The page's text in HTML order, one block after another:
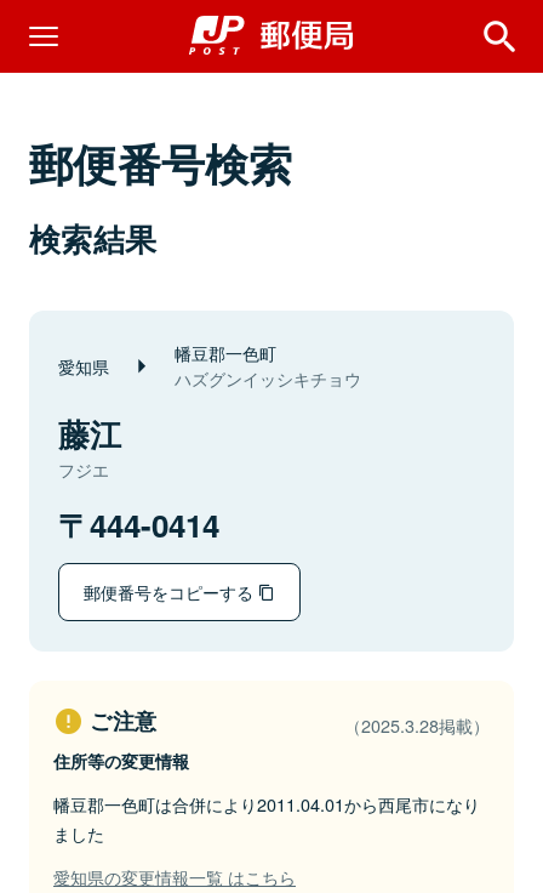
郵便番号検索
検索結果
愛知県 幡豆郡一色町
ハズグンイッシキチョウ
藤江
フジエ
444-0414
郵便番号をコピーする
ご注意 （2025.3.28掲載）
住所等の変更情報
幡豆郡一色町は合併により2011.04.01から西尾市になり
ました
愛知県の変更情報一覧 はこちら